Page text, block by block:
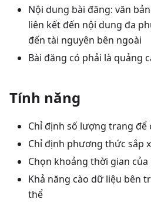
Nội dung bài đăng: văn
liên kết đến nội dung đa
đến tài nguyên bên ngoài
Bài đăng có phải là quảng
Tính năng
Chỉ định số lượng trang để
Chỉ định phương thức sắp
Chọn khoảng thời gian của
Khả năng cào dữ liệu bên
thể